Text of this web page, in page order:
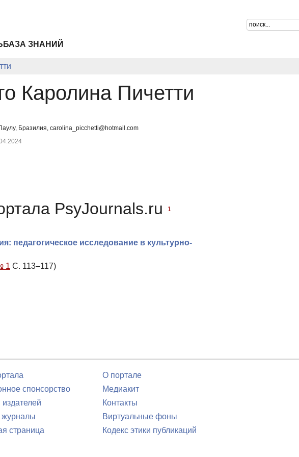
БАЗА ЗНАНИЙ
Каролина Пичетти
Бразилия, carolina_picchetti@hotmail.com
PsyJournals.ru 1
педагогическое исследование в культурно-
1 С. 113–117)
спонсорство
журналы
страница
О портале
Медиакит
Контакты
Виртуальные фоны
Кодекс этики публикаций